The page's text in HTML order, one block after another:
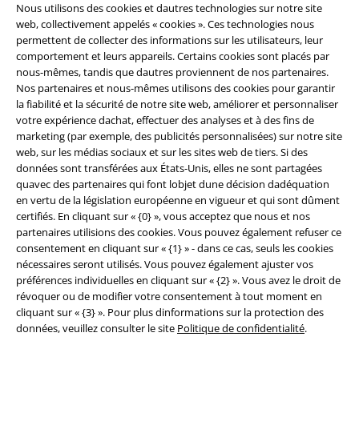
Nous utilisons des cookies et dautres technologies sur notre site
web, collectivement appelés « cookies ». Ces technologies nous
permettent de collecter des informations sur les utilisateurs, leur
comportement et leurs appareils. Certains cookies sont placés par
nous-mêmes, tandis que dautres proviennent de nos partenaires.
Nos partenaires et nous-mêmes utilisons des cookies pour garantir
la fiabilité et la sécurité de notre site web, améliorer et personnaliser
votre expérience dachat, effectuer des analyses et à des fins de
marketing (par exemple, des publicités personnalisées) sur notre site
web, sur les médias sociaux et sur les sites web de tiers. Si des
données sont transférées aux États-Unis, elles ne sont partagées
quavec des partenaires qui font lobjet dune décision dadéquation
en vertu de la législation européenne en vigueur et qui sont dûment
certifiés. En cliquant sur « {0} », vous acceptez que nous et nos
partenaires utilisions des cookies. Vous pouvez également refuser ce
consentement en cliquant sur « {1} » - dans ce cas, seuls les cookies
nécessaires seront utilisés. Vous pouvez également ajuster vos
préférences individuelles en cliquant sur « {2} ». Vous avez le droit de
révoquer ou de modifier votre consentement à tout moment en
cliquant sur « {3} ». Pour plus dinformations sur la protection des
données, veuillez consulter le site Politique de confidentialité.
% Stock faible
€ 26,39
Short Basique SL II
Alpha
Industries
Short
Stock faible
€ 29,99
Basic - T-Shirt Camouflage
Industries
T-Shirt Manches
courtes